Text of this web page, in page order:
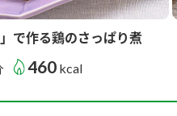
」で作る鶏のさっぱり煮
460 kcal